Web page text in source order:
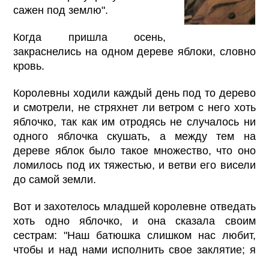
сажен под землю".
Когда пришла осень,
закраснелись на одном дереве яблоки, словно
кровь.
Королевны ходили каждый день под то дерево
и смотрели, не стряхнет ли ветром с него хоть
яблочко, так как им отродясь не случалось ни
одного яблочка скушать, а между тем на
дереве яблок было такое множество, что оно
ломилось под их тяжестью, и ветви его висели
до самой земли.
Вот и захотелось младшей королевне отведать
хоть одно яблочко, и она сказала своим
сестрам: "Наш батюшка слишком нас любит,
чтобы и над нами исполнить свое заклятие; я